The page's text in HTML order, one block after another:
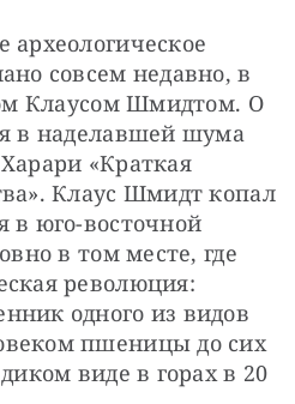
археологическое
совсем недавно, в
Клаусом Шмидтом. О
в наделавшей шума
«Краткая
Клаус Шмидт копал
в юго-восточной
в том месте, где
революция:
одного из видов
пшеницы до сих
виде в горах в 20